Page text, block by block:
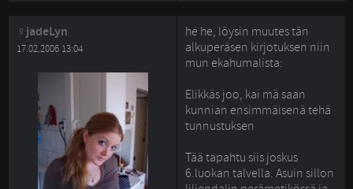
jadeLyn
17.02.2006 13:04
he he, löysin muutes tän
alkuperäsen kirjotuksen niin
mun ekahumalista:
Elikkäs joo, kai mä saan
kunnian ensimmäisenä tehä
tunnustuksen
Tää tapahtu siis joskus
6.luokan talvella. Asuin sillon